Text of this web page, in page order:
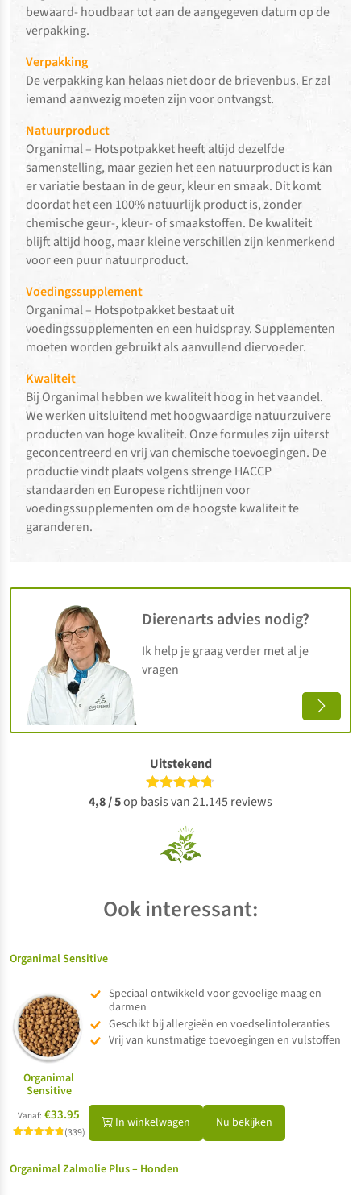
bewaard- houdbaar tot aan de aangegeven datum op de
verpakking.
Verpakking
De verpakking kan helaas niet door de brievenbus. Er zal
iemand aanwezig moeten zijn voor ontvangst.
Natuurproduct
Organimal – Hotspotpakket heeft altijd dezelfde
samenstelling, maar gezien het een natuurproduct is kan
er variatie bestaan in de geur, kleur en smaak. Dit komt
doordat het een 100% natuurlijk product is, zonder
chemische geur-, kleur- of smaakstoffen. De kwaliteit
blijft altijd hoog, maar kleine verschillen zijn kenmerkend
voor een puur natuurproduct.
Voedingssupplement
Organimal – Hotspotpakket bestaat uit
voedingssupplementen en een huidspray. Supplementen
moeten worden gebruikt als aanvullend diervoeder.
Kwaliteit
Bij Organimal hebben we kwaliteit hoog in het vaandel.
We werken uitsluitend met hoogwaardige natuurzuivere
producten van hoge kwaliteit. Onze formules zijn uiterst
geconcentreerd en vrij van chemische toevoegingen. De
productie vindt plaats volgens strenge HACCP
standaarden en Europese richtlijnen voor
voedingssupplementen om de hoogste kwaliteit te
garanderen.
Dierenarts advies nodig?
Ik help je graag verder met al je
vragen
Uitstekend
4,8 / 5op basis van 21.145 reviews
Ook interessant:
Organimal Sensitive
Organimal
Sensitive
Vanaf: €33.95
uit 5
(339)
Speciaal ontwikkeld voor gevoelige maag en
darmen
Geschikt bij allergieën en voedselintoleranties
Vrij van kunstmatige toevoegingen en vulstoffen
In winkelwagen Nu bekijken
Organimal Zalmolie Plus – Honden